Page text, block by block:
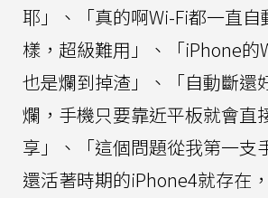
耶」、「真的啊Wi-Fi都一直自
樣，超級難用」、「iPhone的
也是爛到掉渣」、「自動斷還
爛，手機只要靠近平板就會直
享」、「這個問題從我第一支
還活著時期的iPhone4就存在